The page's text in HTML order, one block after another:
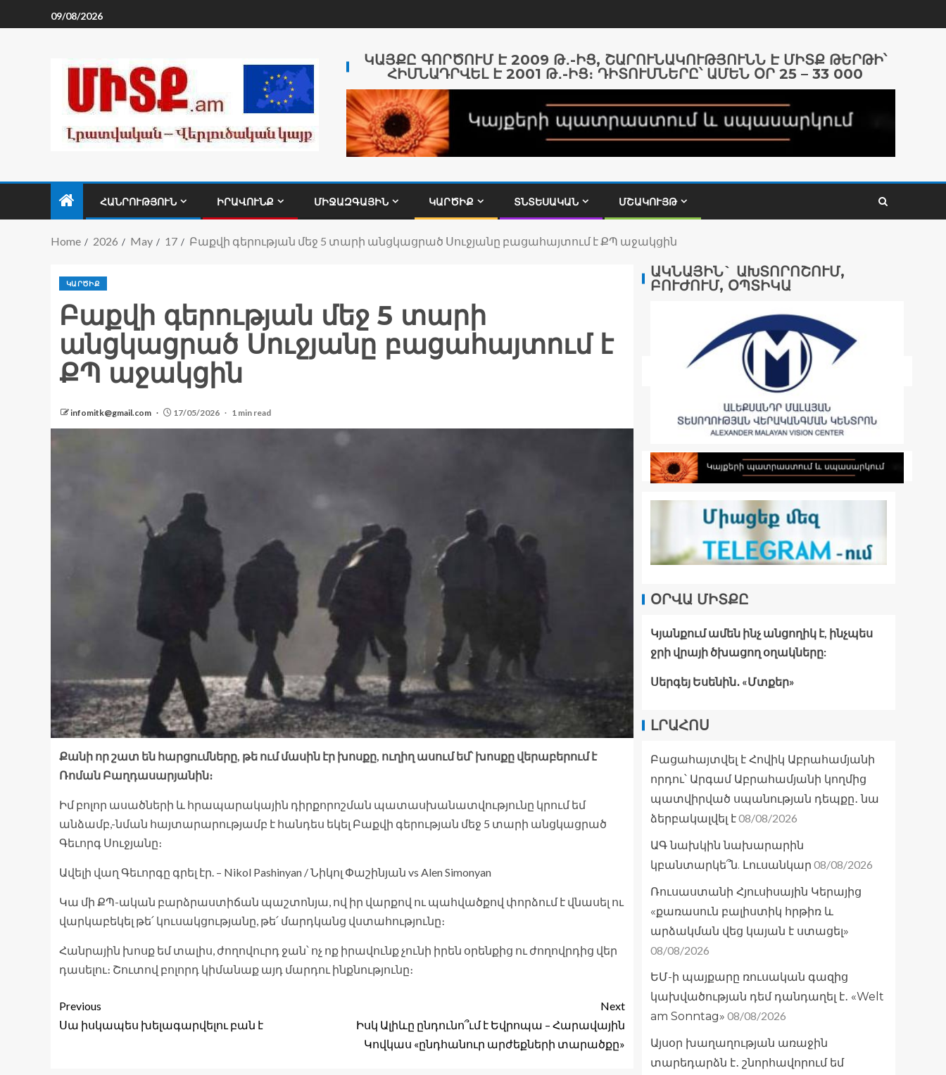
09/08/2026
ԿԱՅՔԸ ԳՈՐԾՈՒՄ Է 2009 Թ․-ԻՑ, ՇԱՐՈՒՆԱԿՈՒԹՅՈՒՆՆ Է ՄԻՏՔ ԹԵՐԹԻ՝
ՀԻՄՆԱԴՐՎԵԼ Է 2001 Թ․-ԻՑ։ ԴԻՏՈՒՄՆԵՐԸ՝ ԱՄԵՆ ՕՐ 25 – 33 000
ՀԱՆՐՈՒԹՅՈՒՆ ԻՐԱՎՈՒՆՔ ՄԻՋԱԶԳԱՅԻՆ ԿԱՐԾԻՔ ՏՆՏԵՍԱԿԱՆ ՄՇԱԿՈՒՅԹ
Home 2026 May 17 Բաքվի գերության մեջ 5 տարի անցկացրած Սուջյանը բացահայտում է ՔՊ աջակցին
ԿԱՐԾԻՔ
Բաքվի գերության մեջ 5 տարի
անցկացրած Սուջյանը բացահայտում է
ՔՊ աջակցին
infomitk@gmail.com 17/05/2026 1 min read
Քանի որ շատ են հարցումները, թե ում մասին էր խոսքը, ուղիղ ասում եմ՝ խոսքը վերաբերում է
Ռոման Բաղդասարյանին։
Իմ բոլոր ասածների և հրապարակային դիրքորոշման պատասխանատվությունը կրում եմ
անձամբ,-նման հայտարարությամբ է հանդես եկել Բաքվի գերության մեջ 5 տարի անցկացրած
Գեւորգ Սուջյանը։
Ավելի վաղ Գեւորգը գրել էր. – Nikol Pashinyan / Նիկոլ Փաշինյան vs Alen Simonyan
Կա մի ՔՊ-ական բարձրաստիճան պաշտոնյա, ով իր վարքով ու պահվածքով փորձում է վնասել ու
վարկաբեկել թե՛ կուսակցությանը, թե՛ մարդկանց վստահությունը։
Հանրային խոսք եմ տալիս, ժողովուրդ ջան՝ ոչ ոք իրավունք չունի իրեն օրենքից ու ժողովրդից վեր
դասելու։ Շուտով բոլորդ կիմանաք այդ մարդու ինքնությունը։
Previous
Սա իսկապես խելագարվելու բան է
Next
Իսկ Ալիևը ընդունո՞ւմ է Եվրոպա – Հարավային
Կովկաս «ընդհանուր արժեքների տարածքը»
ԱԿՆԱՅԻՆ` ԱԽՏՈՐՈՇՈՒՄ,
ԲՈՒԺՈՒՄ, ՕՊՏԻԿԱ
ՕՐՎԱ ՄԻՏՔԸ
Կյանքում ամեն ինչ անցողիկ է, ինչպես
ջրի վրայի ծխացող օղակները:
Սերգեյ Եսենին․ «Մտքեր»
ԼՐԱՀՈՍ
Բացահայտվել է Հովիկ Աբրահամյանի
որդու՝ Արգամ Աբրահամյանի կողմից
պատվիրված սպանության դեպքը․ նա
ձերբակալվել է08/08/2026
ԱԳ նախկին նախարարին
կբանտարկե՞ն. Լուսանկար 08/08/2026
Ռուսաստանի Հյուսիսային Կերայից
«քառասուն բալիստիկ հրթիռ և
արձակման վեց կայան է ստացել»
08/08/2026
ԵՄ-ի պայքարը ռուսական գազից
կախվածության դեմ դանդաղել է․ «Welt
am Sonntag» 08/08/2026
Այսօր խաղաղության առաջին
տարեդարձն է․ շնորհավորում եմ